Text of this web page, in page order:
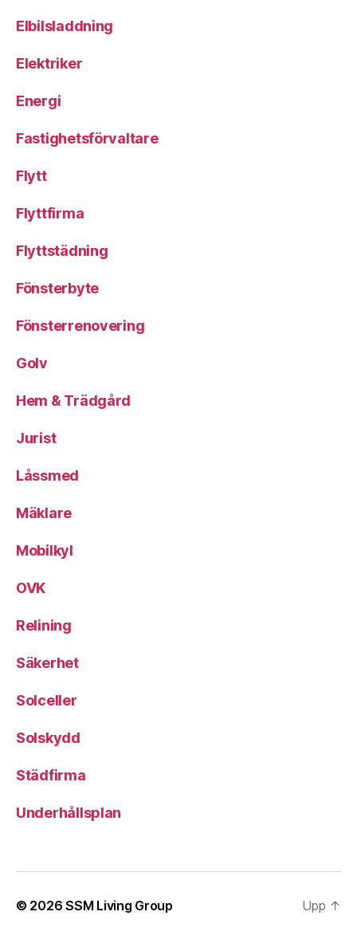
Elbilsladdning
Elektriker
Energi
Fastighetsförvaltare
Flytt
Flyttfirma
Flyttstädning
Fönsterbyte
Fönsterrenovering
Golv
Hem & Trädgård
Jurist
Låssmed
Mäklare
Mobilkyl
OVK
Relining
Säkerhet
Solceller
Solskydd
Städfirma
Underhållsplan
© 2026SSM Living Group Upp ↑